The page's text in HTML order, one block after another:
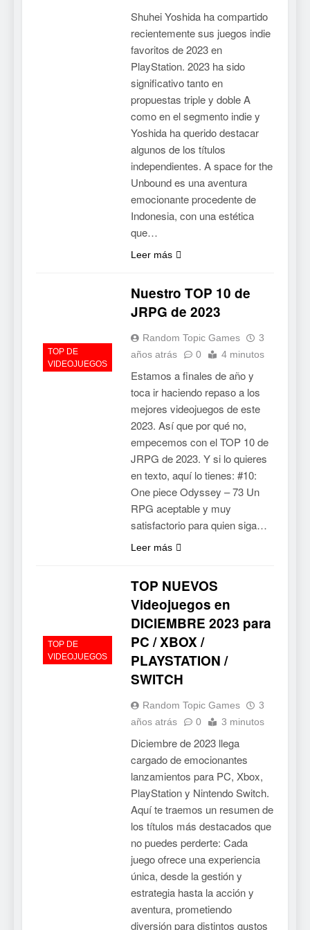
Shuhei Yoshida ha compartido
recientemente sus juegos indie
favoritos de 2023 en
PlayStation. 2023 ha sido
significativo tanto en
propuestas triple y doble A
como en el segmento indie y
Yoshida ha querido destacar
algunos de los títulos
independientes. A space for the
Unbound es una aventura
emocionante procedente de
Indonesia, con una estética
que…
Leer más
TOP DE
VIDEOJUEGOS
Nuestro TOP 10 de
JRPG de 2023
Random Topic Games
3
años atrás
0 4 minutos
Estamos a finales de año y
toca ir haciendo repaso a los
mejores videojuegos de este
2023. Así que por qué no,
empecemos con el TOP 10 de
JRPG de 2023. Y si lo quieres
en texto, aquí lo tienes: #10:
One piece Odyssey – 73 Un
RPG aceptable y muy
satisfactorio para quien siga…
Leer más
TOP DE
VIDEOJUEGOS
TOP NUEVOS
Videojuegos en
DICIEMBRE 2023 para
PC / XBOX /
PLAYSTATION /
SWITCH
Random Topic Games
3
años atrás
0 3 minutos
Diciembre de 2023 llega
cargado de emocionantes
lanzamientos para PC, Xbox,
PlayStation y Nintendo Switch.
Aquí te traemos un resumen de
los títulos más destacados que
no puedes perderte: Cada
juego ofrece una experiencia
única, desde la gestión y
estrategia hasta la acción y
aventura, prometiendo
diversión para distintos gustos
Collector’s Cove: una granja
flotante con alma de álbum
de cromos
NOTICIAS DE VIDEOJUEGOS
cambios y todo lo que llega
con el lanzamiento
completo
Mistbound: Guild Wars
tendrá su primer CCG digital
para PC y móviles
NOTICIAS DE VIDEOJUEGOS
Onimusha: Way of the Sword
ya tiene fecha: Capcom
lanza demo gratuita y abre
reservas
NOTICIAS DE VIDEOJUEGOS